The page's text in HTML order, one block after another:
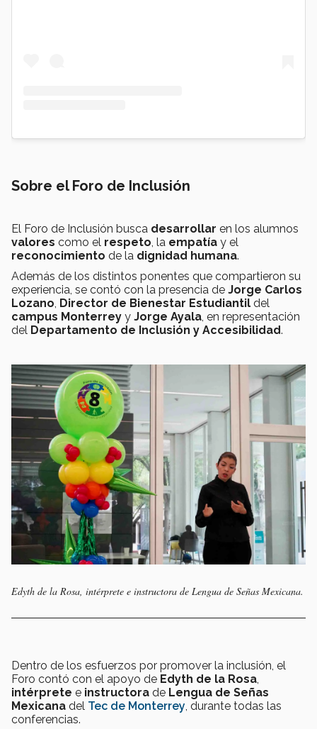
Sobre el Foro de Inclusión
El Foro de Inclusión busca desarrollar en los alumnos
valores como el respeto, la empatía y el
reconocimiento de la dignidad humana.
Además de los distintos ponentes que compartieron su
experiencia, se contó con la presencia de Jorge Carlos
Lozano, Director de Bienestar Estudiantil del
campus Monterrey y Jorge Ayala, en representación
del Departamento de Inclusión y Accesibilidad.
Edyth de la Rosa, intérprete e instructora de Lengua de Señas Mexicana.
Dentro de los esfuerzos por promover la inclusión, el
Foro contó con el apoyo de Edyth de la Rosa
intérprete e instructora de Lengua de Señas
Mexicana del Tec de Monterrey , durante todas las
conferencias.